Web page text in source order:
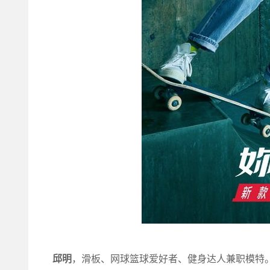
邱明 ，滑板、网球篮球爱好者、健身达人兼职模